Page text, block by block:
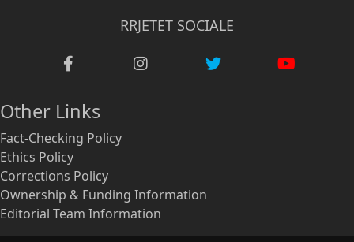
RRJETET SOCIALE
Other Links
Fact-Checking Policy
Ethics Policy
Corrections Policy
Ownership & Funding Information
Editorial Team Information